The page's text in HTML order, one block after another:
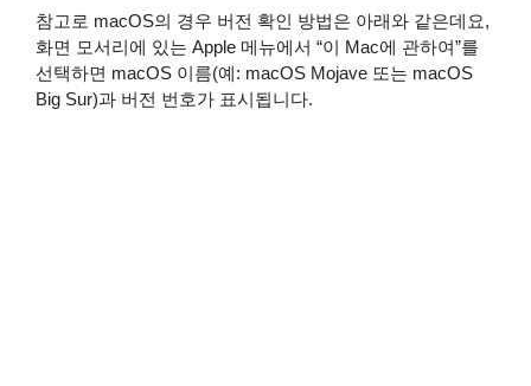
참고로 macOS의 경우 버전 확인 방법은 아래와 같은데요,
화면 모서리에 있는 Apple 메뉴에서 “이 Mac에 관하여”를
선택하면 macOS 이름(예: macOS Mojave 또는 macOS
Big Sur)과 버전 번호가 표시됩니다.